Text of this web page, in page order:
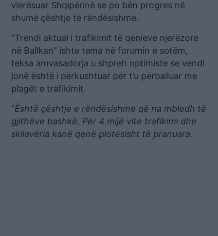
vlerësuar Shqipërinë se po bën progres në
shumë çështje të rëndësishme.
“Trendi aktual i trafikimit të qenieve njerëzore
në Ballkan” ishte tema në forumin e sotëm,
teksa amvasadorja u shpreh optimiste se vendi
jonë është i përkushtuar për t’u përballuar me
plagët e trafikimit.
“Është çështje e rëndësishme që na mbledh të
gjithëve bashkë. Për 4 mijë vite trafikimi dhe
skllavëria kanë qenë plotësisht të pranuara.